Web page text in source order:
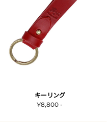
キーリング
¥8,800 -